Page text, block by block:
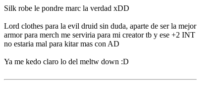
Silk robe le pondre marc la verdad xDD
Lord clothes para la evil druid sin duda, aparte de ser la mejor
armor para merch me serviria para mi creator tb y ese +2 INT
no estaria mal para kitar mas con AD
Ya me kedo claro lo del meltw down :D